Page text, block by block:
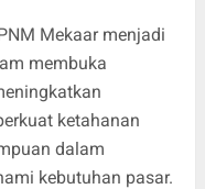
Mekaar menjadi
membuka
ketahanan
dalam
kebutuhan pasar.